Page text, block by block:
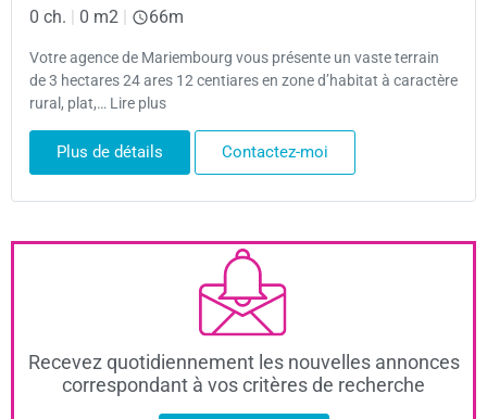
0 ch. 0 m2 66m
Votre agence de Mariembourg vous présente un vaste terrain
de 3 hectares 24 ares 12 centiares en zone d’habitat à caractère
rural, plat,… Lire plus
Plus de détails Contactez-moi
Recevez quotidiennement les nouvelles annonces
correspondant à vos critères de recherche